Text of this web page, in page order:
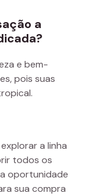
a
e bem-
pois suas
a linha
todos os
oportunidade
sua compra